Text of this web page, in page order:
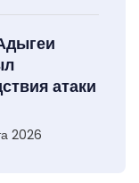
атаки
2026